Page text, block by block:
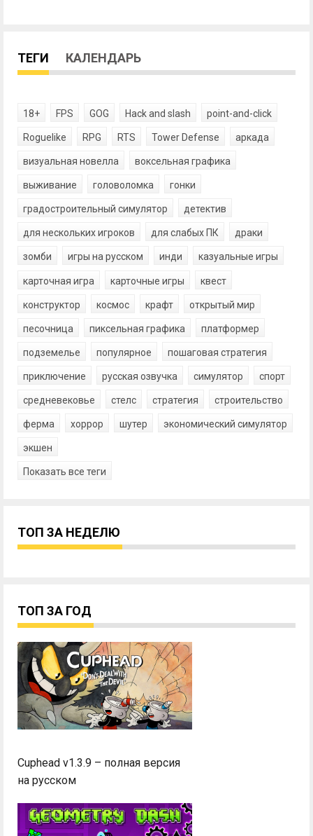
ТЕГИ КАЛЕНДАРЬ
18+ FPS GOG Hack and slash point-and-click
Roguelike RPG RTS Tower Defense аркада
визуальная новелла воксельная графика
выживание головоломка гонки
градостроительный симулятор детектив
для нескольких игроков для слабых ПК драки
зомби игры на русском инди казуальные игры
карточная игра карточные игры квест
конструктор космос крафт открытый мир
песочница пиксельная графика платформер
подземелье популярное пошаговая стратегия
приключение русская озвучка симулятор спорт
средневековье стелс стратегия строительство
ферма хоррор шутер экономический симулятор
экшен
Показать все теги
ТОП ЗА НЕДЕЛЮ
ТОП ЗА ГОД
Cuphead v1.3.9 – полная версия
на русском